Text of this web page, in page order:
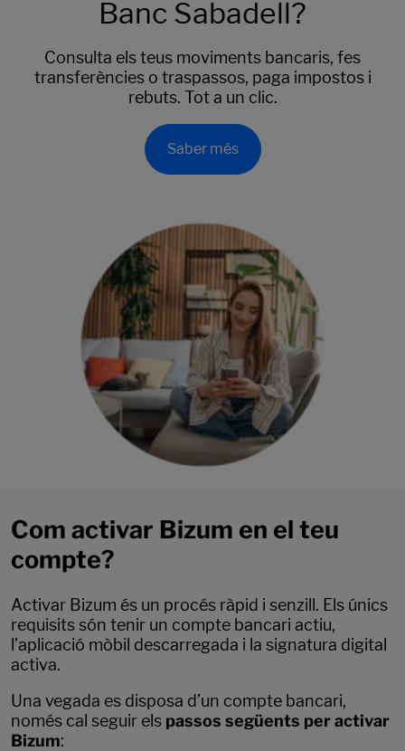
Banc Sabadell?
Consulta els teus moviments bancaris, fes
transferències o traspassos, paga impostos i
rebuts. Tot a un clic.
Saber més
Com activar Bizum en el teu
compte?
Activar Bizum és un procés ràpid i senzill. Els únics
requisits són tenir un compte bancari actiu,
l’aplicació mòbil descarregada i la signatura digital
activa.
Una vegada es disposa d’un compte bancari,
només cal seguir els passos següents per activar
Bizum: